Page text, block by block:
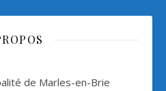
de Marles-en-Brie